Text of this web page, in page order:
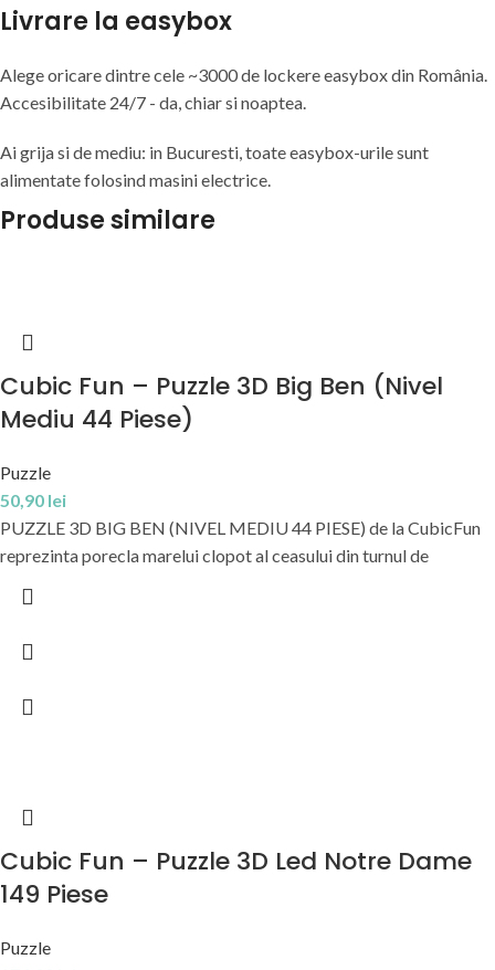
Livrare la easybox
Alege oricare dintre cele ~3000 de lockere easybox din România
Accesibilitate 24/7 - da, chiar si noaptea.
Ai grija si de mediu: in Bucuresti, toate easybox-urile sunt
alimentate folosind masini electrice.
Produse similare
Cubic Fun – Puzzle 3D Big Ben (Nivel
Mediu 44 Piese)
Puzzle
50,90 lei
PUZZLE 3D BIG BEN (NIVEL MEDIU 44 PIESE) de la CubicFun
reprezinta porecla marelui clopot al ceasului din turnul de
Cubic Fun – Puzzle 3D Led Notre Dame
149 Piese
Puzzle